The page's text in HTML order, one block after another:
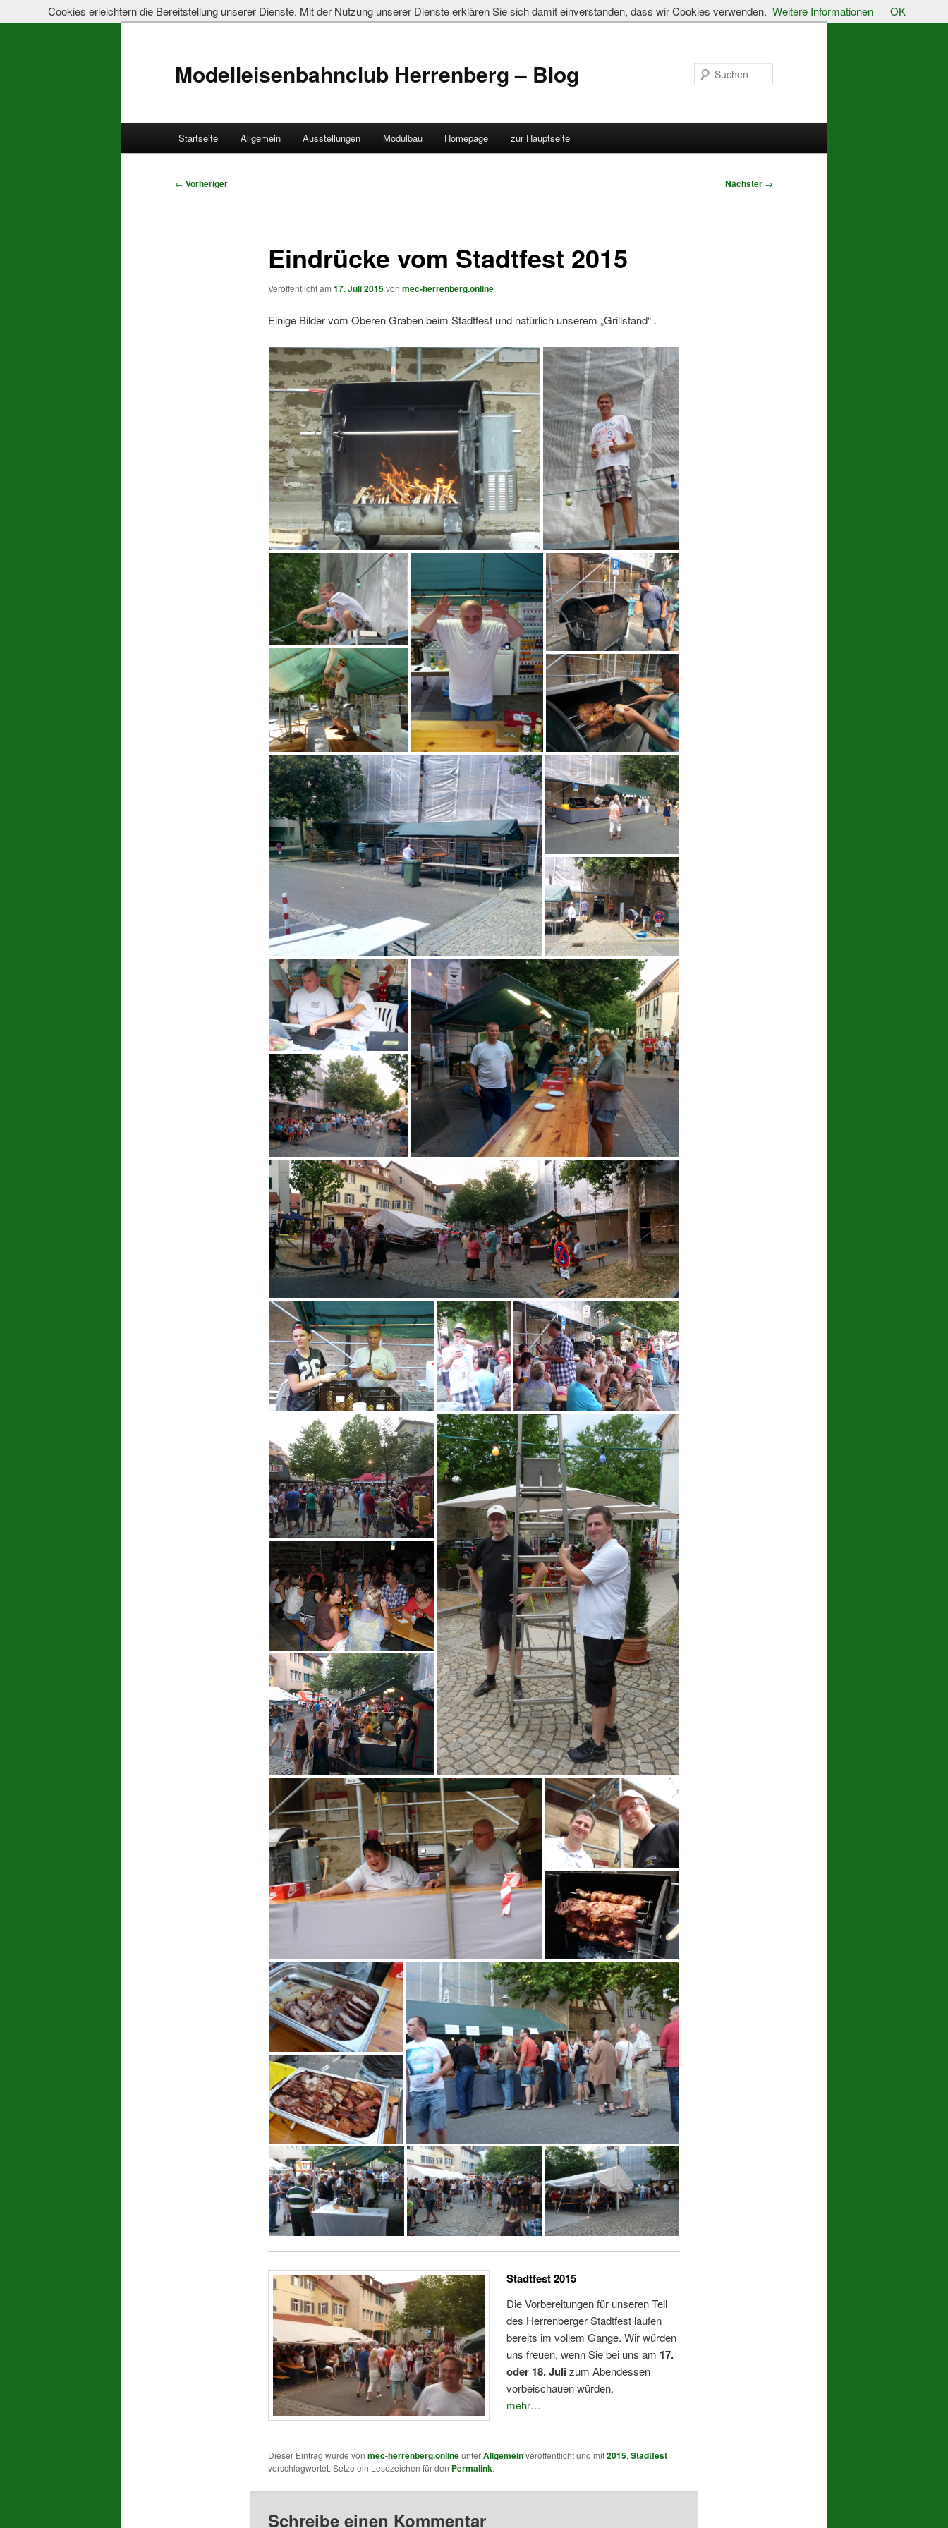
Modelleisenbahnclub Herrenberg – Blog
Zum
Startseite Allgemein Ausstellungen Modulbau Homepage zur Hauptseite
Beitragsnavigation
← Vorheriger Nächster →
Eindrücke vom Stadtfest 2015
Veröffentlicht am 17. Juli 2015von mec-herrenberg.online
Einige Bilder vom Oberen Graben beim Stadtfest und natürlich unserem „Grillstand“ .
Stadtfest 2015
Die Vorbereitungen für unseren Teil
des Herrenberger Stadtfest laufen
bereits im vollem Gange. Wir würden
uns freuen, wenn Sie bei uns am 17.
oder 18. Julizum Abendessen
vorbeischauen würden.
mehr…
Dieser Eintrag wurde von mec-herrenberg.onlineunterAllgemeinveröffentlicht und mit2015, Stadtfest
verschlagwortet. Setze ein Lesezeichen für den Permalink.
Schreibe einen Kommentar
Cookies erleichtern die Bereitstellung unserer Dienste. Mit der Nutzung unserer Dienste erklären Sie sich damit einverstanden, dass wir Cookies verwenden. Weitere Informationen OK